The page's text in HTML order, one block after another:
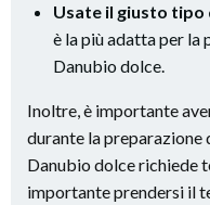
Usate il giusto tipo
è la più adatta per la
Danubio dolce.
Inoltre, è importante
durante la
Danubio dolce richiede
importante prendersi il